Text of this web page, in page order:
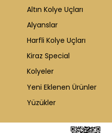
Altın Kolye Uçları
Alyanslar
Harfli Kolye Uçları
Kiraz Special
Kolyeler
Yeni Eklenen Ürünler
Yüzükler